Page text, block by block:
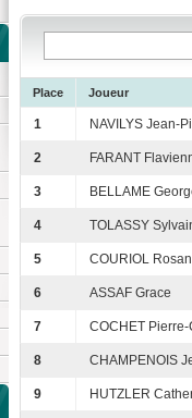
Place Joueur
1 NAVILYS Jean-
2 FARANT
3 BELLAME
4 TOLASSY
5 COURIOL Rosan
6 ASSAF Grace
7 COCHET
8 CHAMPENOIS
9 HUTZLER